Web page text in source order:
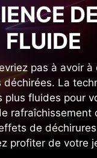
FLUIDE
pas à avoir
La
plus fluides pour
rafraîchissement
de
profiter de votre